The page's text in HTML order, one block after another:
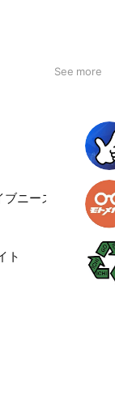
See more
ニーズ
ト